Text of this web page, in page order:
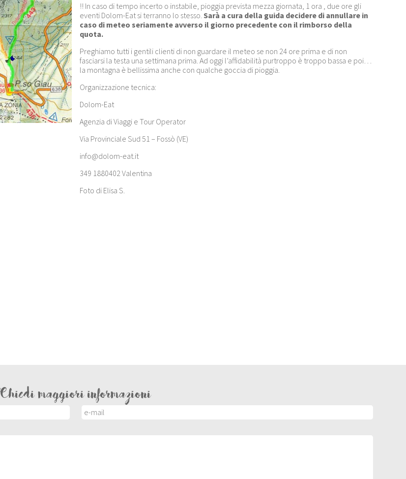
!! In caso di tempo incerto o instabile, pioggia prevista mezza giornata, 1 ora , due ore gli
eventi Dolom-Eat si terranno lo stesso. Sarà a cura della guida decidere di annullare in
caso di meteo seriamente avverso il giorno precedente con il rimborso della
quota.
Preghiamo tutti i gentili clienti di non guardare il meteo se non 24 ore prima e di non
fasciarsi la testa una settimana prima. Ad oggi l’affidabilità purtroppo è troppo bassa e poi…
la montagna è bellissima anche con qualche goccia di pioggia.
Organizzazione tecnica:
Dolom-Eat
Agenzia di Viaggi e Tour Operator
Via Provinciale Sud 51 – Fossò (VE)
info@dolom-eat.it
349 1880402 Valentina
Foto di Elisa S.
Chiedi maggiori informazioni